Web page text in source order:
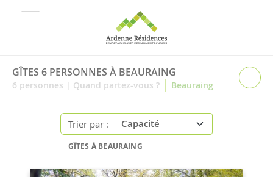
GÎTES 6 PERSONNES À BEAURAING
6 personnes | Quand partez-vous ? | Beauraing
Trier par :
GÎTES À BEAURAING